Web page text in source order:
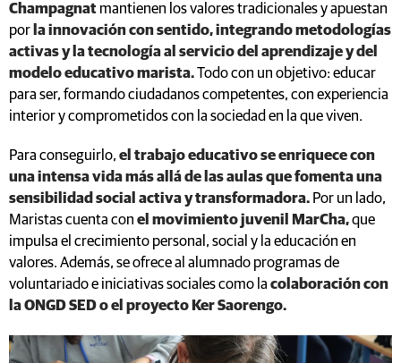
Champagnat mantienen los valores tradicionales y apuestan
por la innovación con sentido, integrando metodologías
activas y la tecnología al servicio del aprendizaje y del
modelo educativo marista.Todo con un objetivo: educar
para ser, formando ciudadanos competentes, con experiencia
interior y comprometidos con la sociedad en la que viven.
Para conseguirlo, el trabajo educativo se enriquece con
una intensa vida más allá de las aulas que fomenta una
sensibilidad social activa y transformadora. Por un lado,
Maristas cuenta con el movimiento juvenil MarCha,que
impulsa el crecimiento personal, social y la educación en
valores. Además, se ofrece al alumnado programas de
voluntariado e iniciativas sociales como la colaboración con
la ONGD SED o el proyecto Ker Saorengo.